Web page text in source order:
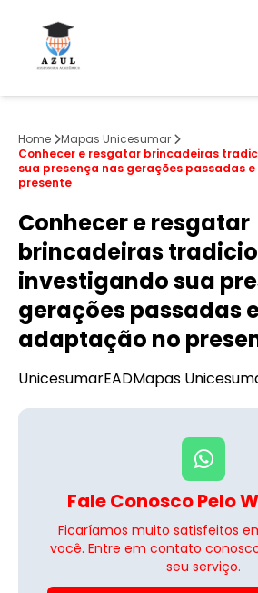
Home
Mapas Unicesumar
Conhecer e resgatar brincadeiras
sua presença nas gerações passadas
presente
Conhecer e resgatar
brincadeiras
investigando sua
gerações passadas
adaptação no
UnicesumarEADMapas
Fale Conosco Pelo
Ficaríamos muito satisfeitos
você. Entre em contato
seu serviço.